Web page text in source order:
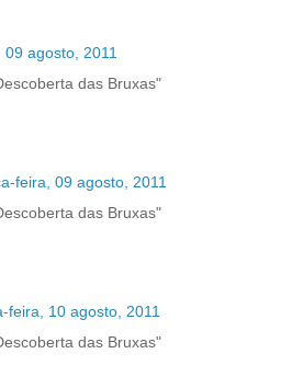
agosto, 2011
das Bruxas"
feira, 09 agosto, 2011
das Bruxas"
feira, 10 agosto, 2011
das Bruxas"